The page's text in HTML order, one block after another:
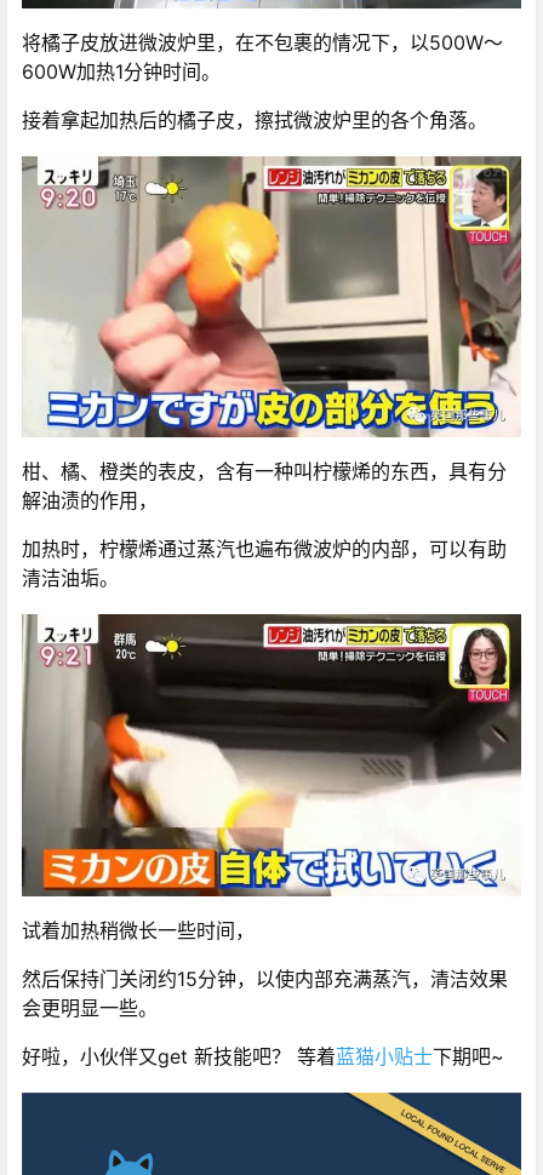
将橘子皮放进微波炉里，在不包裹的情况下，以500W～
600W加热1分钟时间。
接着拿起加热后的橘子皮，擦拭微波炉里的各个角落。
柑、橘、橙类的表皮，含有一种叫柠檬烯的东西，具有分
解油渍的作用，
加热时，柠檬烯通过蒸汽也遍布微波炉的内部，可以有助
清洁油垢。
试着加热稍微长一些时间，
然后保持门关闭约15分钟，以使内部充满蒸汽，清洁效果
会更明显一些。
好啦，小伙伴又get 新技能吧？ 等着蓝猫小贴士下期吧~